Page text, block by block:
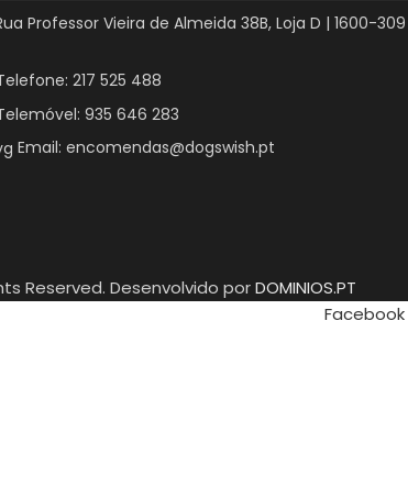
Professor Vieira de Almeida 38B, Loja D | 1600-309
217 525 488
935 646 283
Email: encomendas@dogswish.pt
Reserved. Desenvolvido porDOMINIOS.PT
Facebook